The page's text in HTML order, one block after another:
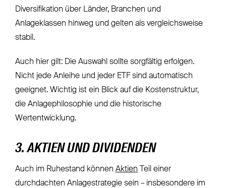
Diversifikation über Länder, Branchen und
Anlageklassen hinweg und gelten als vergleichsweise
stabil.
Auch hier gilt: Die Auswahl sollte sorgfältig erfolgen.
Nicht jede Anleihe und jeder ETF sind automatisch
geeignet. Wichtig ist ein Blick auf die Kostenstruktur,
die Anlagephilosophie und die historische
Wertentwicklung.
3. AKTIEN UND DIVIDENDEN
Auch im Ruhestand können Aktien Teil einer
durchdachten Anlagestrategie sein – insbesondere im